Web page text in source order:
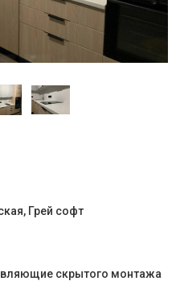
Грей софт
скрытого монтажа